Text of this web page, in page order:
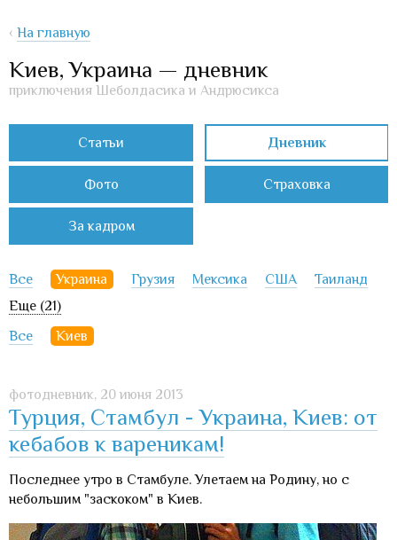
‹ На главную
Киев, Украина — дневник
приключения Шеболдасика и Андрюсикса
Статьи Дневник
Фото Страховка
За кадром
Все Украина Грузия Мексика США
Таиланд
Еще (21)
Все
Киев
фотодневник, 20 июня 2013
Турция, Стамбул - Украина, Киев: от
кебабов к вареникам!
Последнее утро в Стамбуле. Улетаем на Родину, но с
небольшим "заскоком" в Киев.